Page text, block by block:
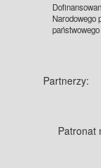
Narodowego
Partnerzy:
Patronat